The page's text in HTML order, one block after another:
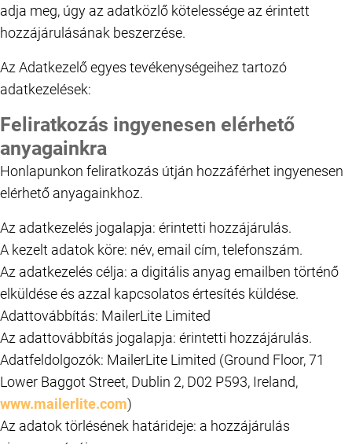
adja meg, úgy az adatközlő kötelessége az érintett
hozzájárulásának beszerzése.
Az Adatkezelő egyes tevékenységeihez tartozó
adatkezelések:
Feliratkozás ingyenesen elérhető
anyagainkra
Honlapunkon feliratkozás útján hozzáférhet ingyenesen
elérhető anyagainkhoz.
Az adatkezelés jogalapja: érintetti hozzájárulás.
A kezelt adatok köre: név, email cím, telefonszám.
Az adatkezelés célja: a digitális anyag emailben történő
elküldése és azzal kapcsolatos értesítés küldése.
Adattovábbítás: MailerLite Limited
Az adattovábbítás jogalapja: érintetti hozzájárulás.
Adatfeldolgozók: MailerLite Limited (Ground Floor, 71
Lower Baggot Street, Dublin 2, D02 P593, Ireland,
www.mailerlite.com)
Az adatok törlésének határideje: a hozzájárulás